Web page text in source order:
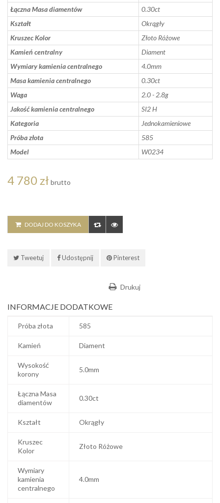
Łączna Masa diamentów
0.30ct
Kształt
Okrągły
Kruszec Kolor
Złoto Różowe
Kamień centralny
Diament
Wymiary kamienia centralnego
4.0mm
Masa kamienia centralnego
0.30ct
Waga
2.0 - 2.8g
Jakość kamienia centralnego
SI2 H
Kategoria
Jednokamieniowe
Próba złota
585
Model
W0234
4 780 zł brutto
DODAJ DO KOSZYKA
Tweetuj Udostępnij Pinterest
Drukuj
INFORMACJE DODATKOWE
Próba złota 585
Kamień Diament
Wysokość
korony
5.0mm
Łączna Masa
diamentów
0.30ct
Kształt Okrągły
Kruszec
Kolor
Złoto Różowe
Wymiary
kamienia
centralnego
4.0mm